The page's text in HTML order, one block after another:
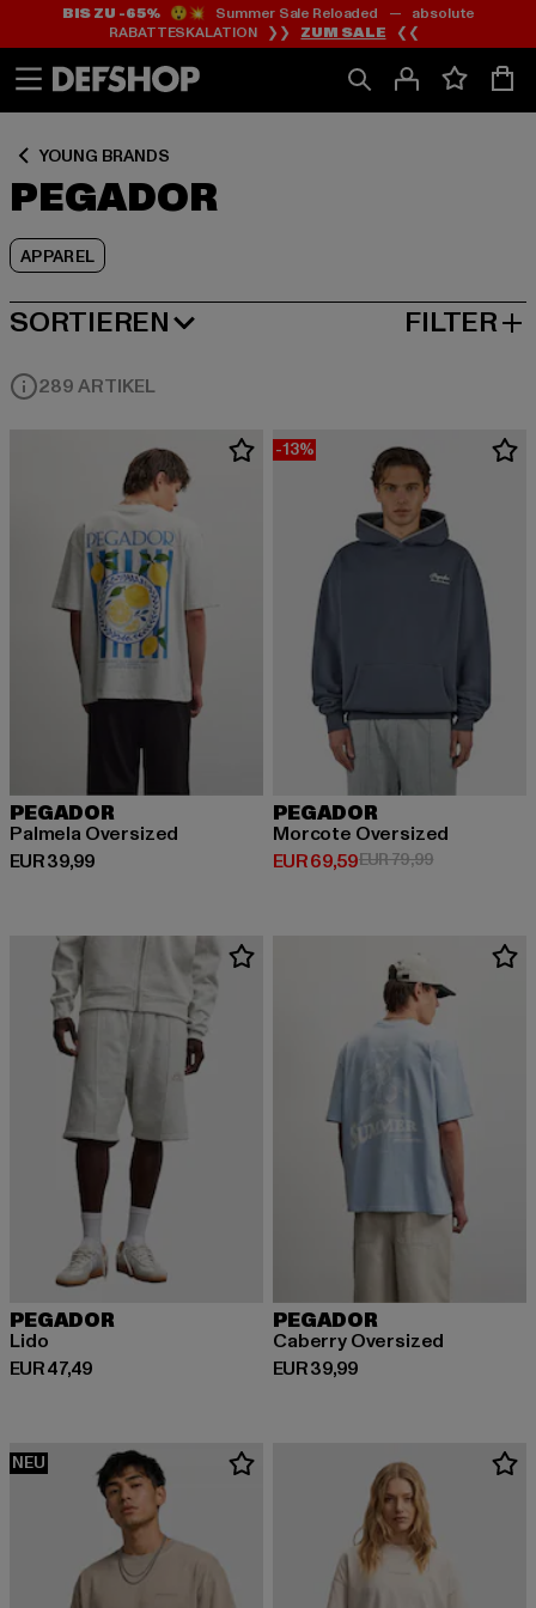
Zum
Inhalt
springen
Zum
Fußzeile
springen
BIS ZU -65%😲💥 Summer Sale Reloaded — absolute
RABATTESKALATION ❯❯ ZUM SALE ❮❮
YOUNG BRANDS
PEGADOR
APPAREL
Zum
Produktraster
springen
SORTIEREN
BELIEBTESTE FILTER
289 ARTIKEL
PEGADOR
Palmela Oversized
EUR 39,99
Derzeitiger Preis: EUR 39,99
-13%
PEGADOR
Morcote Oversized
EUR 69,59
Derzeitiger Preis: EUR 69,59
EUR 79,99Aktionspreis:
PEGADOR
Lido
EUR 47,49
Derzeitiger Preis: EUR 47,49
PEGADOR
Caberry Oversized
EUR 39,99
Derzeitiger Preis: EUR 39,99
NEU